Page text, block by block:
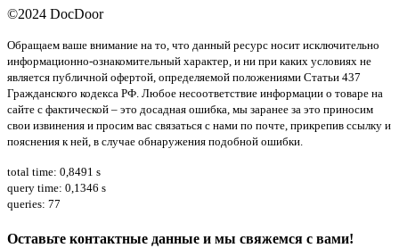
©2024 DocDoor
Обращаем ваше внимание на то, что данный ресурс носит исключительно
информационно-ознакомительный характер, и ни при каких условиях не
является публичной офертой, определяемой положениями Статьи 437
Гражданского кодекса РФ. Любое несоответствие информации о товаре на
сайте с фактической – это досадная ошибка, мы заранее за это приносим
свои извинения и просим вас связаться с нами по почте, прикрепив ссылку и
пояснения к ней, в случае обнаружения подобной ошибки.
total time: 0,8491 s
query time: 0,1346 s
queries: 77
Оставьте контактные данные и мы свяжемся с вами!